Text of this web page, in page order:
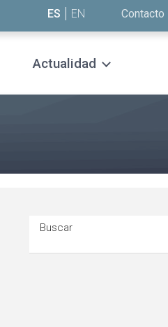
ES EN Contacto
Actualidad
Buscar